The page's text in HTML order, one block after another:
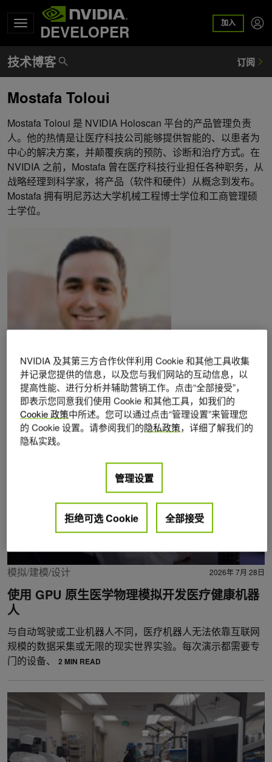
DEVELOPER 加入
Mostafa Toloui
Mostafa Toloui 是 NVIDIA Holoscan 平台的产品管理负责
人。他的热情是让医疗科技公司能够提供智能的、以患者为
中心的解决方案，并颠覆疾病的预防、诊断和治疗方式。在
NVIDIA 之前，Mostafa 曾在医疗科技行业担任各种职务，从
战略经理到科学家，将产品（软件和硬件）从概念到发布。
Mostafa 拥有明尼苏达大学机械工程博士学位和工商管理硕
士学位。
Posts by Mostafa Toloui
模拟/建模/设计 2026年 7月 28日
使用 GPU 原生医学物理模拟开发医疗健康机器
人
与自动驾驶或工业机器人不同，医疗机器人无法依靠互联网
规模的数据采集或无限的现实世界实验。每次演示都需要专
门的设备、
2 MIN READ
NVIDIA 及其第三方合作伙伴利用 Cookie 和其他工具收集
并记录您提供的信息，以及您与我们网站的互动信息，以
提高性能、进行分析并辅助营销工作。点击“全部接受”，
即表示您同意我们使用 Cookie 和其他工具，如我们的
Cookie 政策中所述。您可以通过点击“管理设置”来管理您
的 Cookie 设置。请参阅我们的隐私政策，详细了解我们的
隐私实践。
管理设置
拒绝可选 Cookie 全部接受